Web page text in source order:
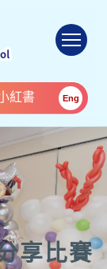
紅書 Eng
享比賽